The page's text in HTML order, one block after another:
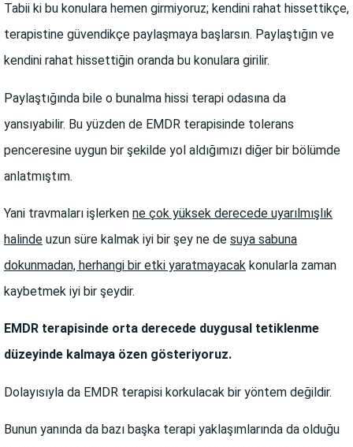
Tabii ki bu konulara hemen girmiyoruz; kendini rahat hissettikçe,
terapistine güvendikçe paylaşmaya başlarsın. Paylaştığın ve
kendini rahat hissettiğin oranda bu konulara girilir.
Paylaştığında bile o bunalma hissi terapi odasına da
yansıyabilir. Bu yüzden de EMDR terapisinde tolerans
penceresine uygun bir şekilde yol aldığımızı diğer bir bölümde
anlatmıştım.
Yani travmaları işlerken ne çok yüksek derecede uyarılmışlık
halinde uzun süre kalmak iyi bir şey ne de suya sabuna
dokunmadan, herhangi bir etki yaratmayacak konularla zaman
kaybetmek iyi bir şeydir.
EMDR terapisinde orta derecede duygusal tetiklenme
düzeyinde kalmaya özen gösteriyoruz.
Dolayısıyla da EMDR terapisi korkulacak bir yöntem değildir.
Bunun yanında da bazı başka terapi yaklaşımlarında da olduğu